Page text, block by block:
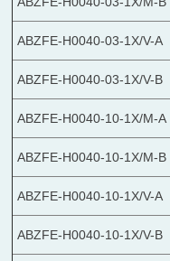
ABZFE-H0040-03-1X/V-A
ABZFE-H0040-03-1X/V-B
ABZFE-H0040-10-1X/M-A
ABZFE-H0040-10-1X/M-B
ABZFE-H0040-10-1X/V-A
ABZFE-H0040-10-1X/V-B